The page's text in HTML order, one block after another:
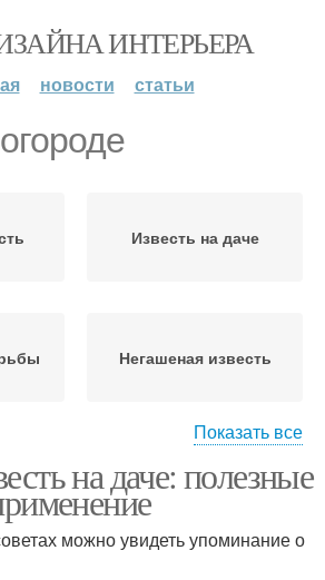
ИНТЕРЬЕРА
новости статьи
Известь на даче
Негашеная известь
культур
Показать все
на даче: полезные
можно увидеть упоминание о